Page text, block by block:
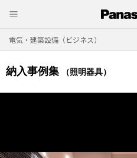
電気・建築設備（ビジネス）
納入事例集 （照明器具）